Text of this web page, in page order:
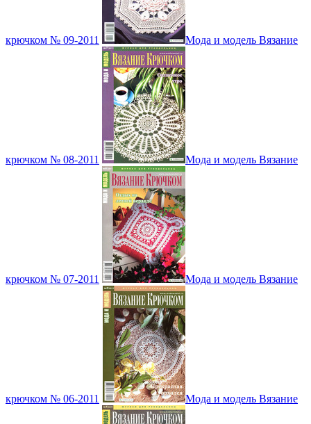
крючком № 09-2011 Мода и модель Вязание
крючком № 08-2011 Мода и модель Вязание
крючком № 07-2011 Мода и модель Вязание
крючком № 06-2011 Мода и модель Вязание